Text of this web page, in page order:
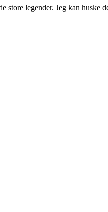
store legender. Jeg kan